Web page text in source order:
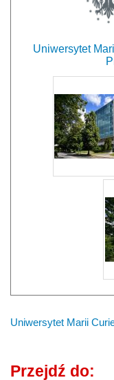
Uniwersytet
Uniwersytet Marii
Przejdź do: